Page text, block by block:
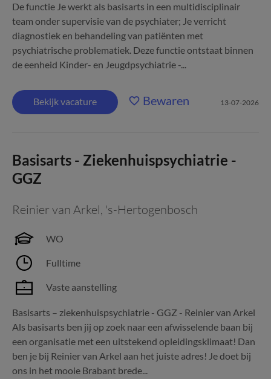
De functie Je werkt als basisarts in een multidisciplinair
team onder supervisie van de psychiater; Je verricht
diagnostiek en behandeling van patiënten met
psychiatrische problematiek. Deze functie ontstaat binnen
de eenheid Kinder- en Jeugdpsychiatrie -...
Bekijk vacature Bewaren 13-07-2026
Basisarts - Ziekenhuispsychiatrie -
GGZ
Reinier van Arkel, 's-Hertogenbosch
WO
Fulltime
Vaste aanstelling
Basisarts – ziekenhuispsychiatrie - GGZ - Reinier van Arkel
Als basisarts ben jij op zoek naar een afwisselende baan bij
een organisatie met een uitstekend opleidingsklimaat! Dan
ben je bij Reinier van Arkel aan het juiste adres! Je doet bij
ons in het mooie Brabant brede...